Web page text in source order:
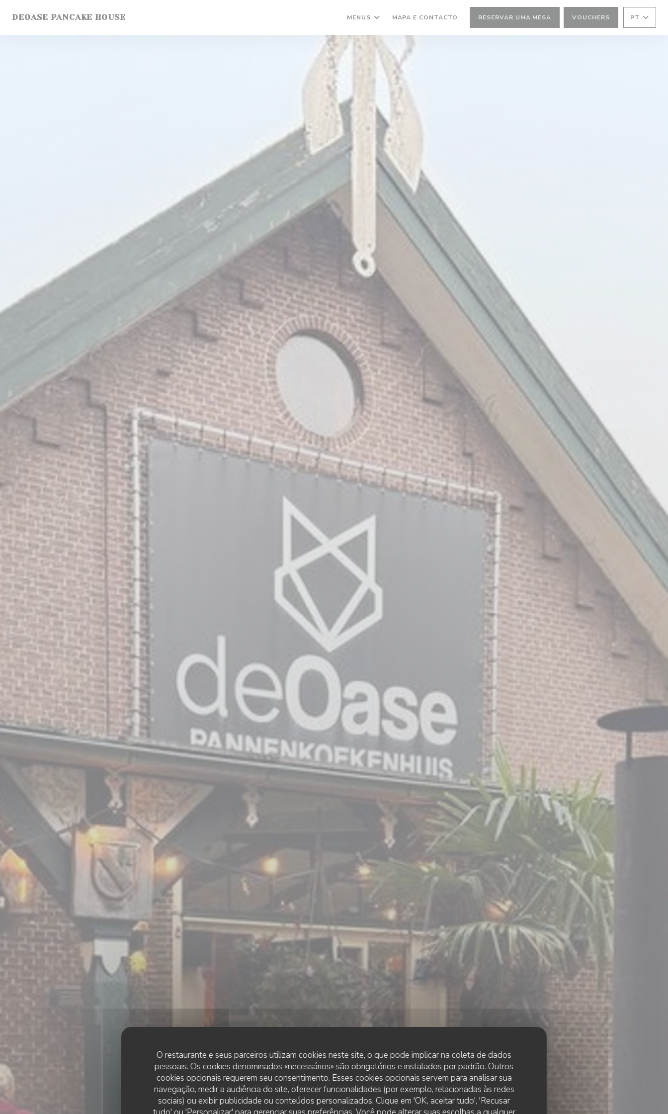
O restaurante e seus parceiros utilizam cookies neste site, o que pode implicar na coleta de dados
pessoais. Os cookies denominados «necessários» são obrigatórios e instalados por padrão. Outros
cookies opcionais requerem seu consentimento. Esses cookies opcionais servem para analisar sua
navegação, medir a audiência do site, oferecer funcionalidades (por exemplo, relacionadas às redes
sociais) ou exibir publicidade ou conteúdos personalizados. Clique em 'OK, aceitar tudo', 'Recusar
DEOASE PANCAKE HOUSE MENUS MAPA E CONTACTO RESERVAR UMA MESA VOUCHERS PT
• VOGELENZANG